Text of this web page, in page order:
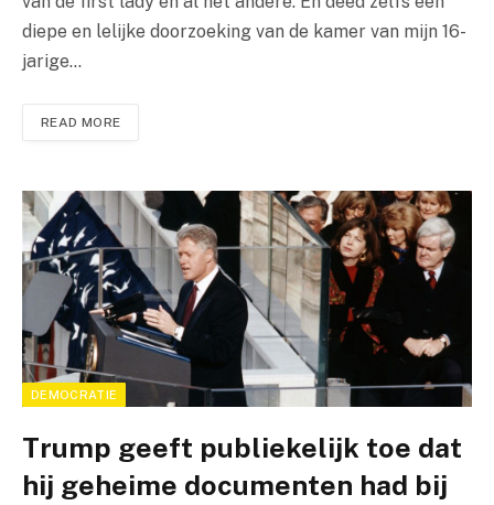
diepe en lelijke doorzoeking van de kamer van mijn 16-
jarige…
READ MORE
DEMOCRATIE
Trump geeft publiekelijk toe dat
hij geheime documenten had bij